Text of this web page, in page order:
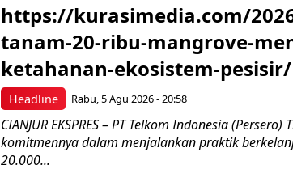
Headline
https://kurasimedia.com/
tanam-20-ribu-mangrove-
ketahanan-ekosistem-pesisir/
Rabu, 5 Agu 2026 - 20:58
CIANJUR EKSPRES – PT Telkom Indonesia
komitmennya dalam menjalankan praktik
20.000...